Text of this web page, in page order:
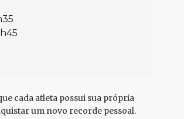
cada atleta possui sua própria
um novo recorde pessoal.